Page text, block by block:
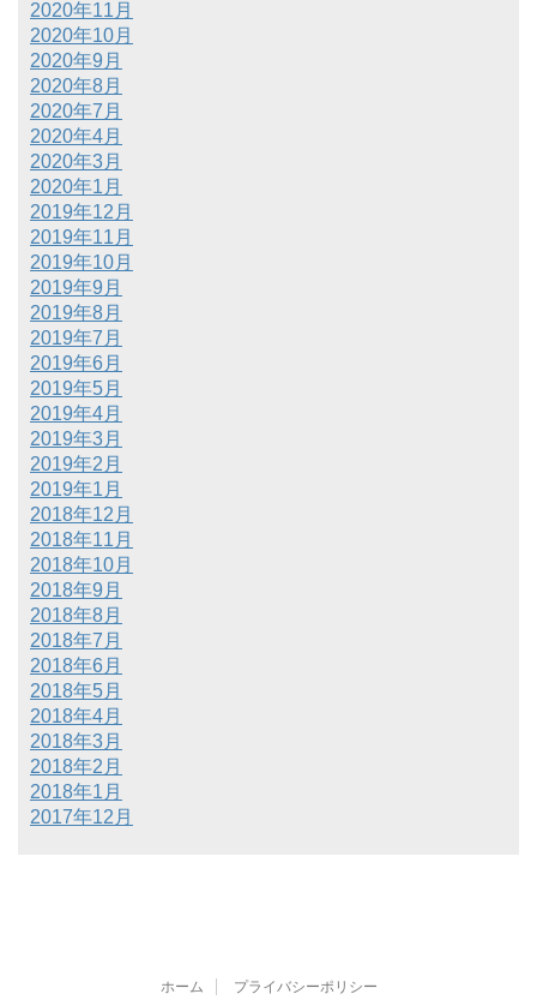
2020年11月
2020年10月
2020年9月
2020年8月
2020年7月
2020年4月
2020年3月
2020年1月
2019年12月
2019年11月
2019年10月
2019年9月
2019年8月
2019年7月
2019年6月
2019年5月
2019年4月
2019年3月
2019年2月
2019年1月
2018年12月
2018年11月
2018年10月
2018年9月
2018年8月
2018年7月
2018年6月
2018年5月
2018年4月
2018年3月
2018年2月
2018年1月
2017年12月
ホーム プライバシーポリシー